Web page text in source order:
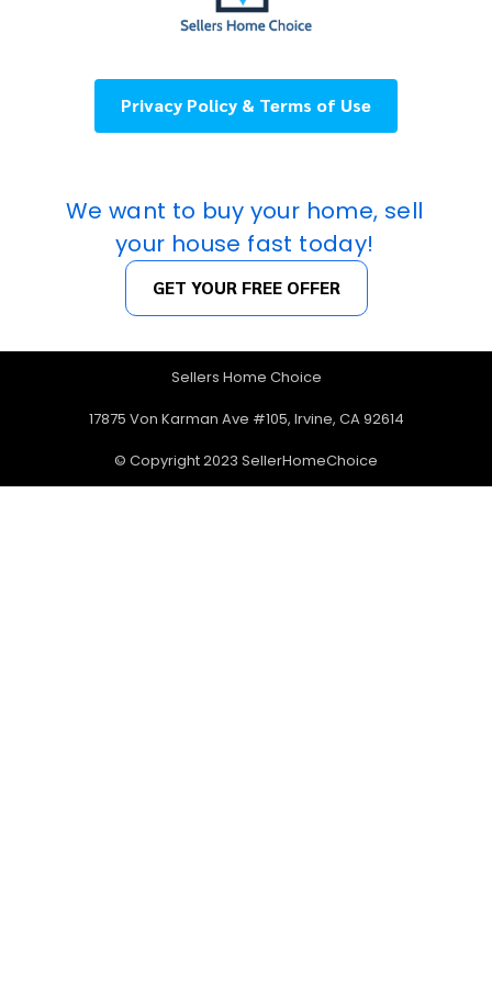
Privacy Policy & Terms of Use
We want to buy your home, sell
your house fast today!
GET YOUR FREE OFFER
Sellers Home Choice
17875 Von Karman Ave #105, Irvine, CA 92614
© Copyright 2023 SellerHomeChoice